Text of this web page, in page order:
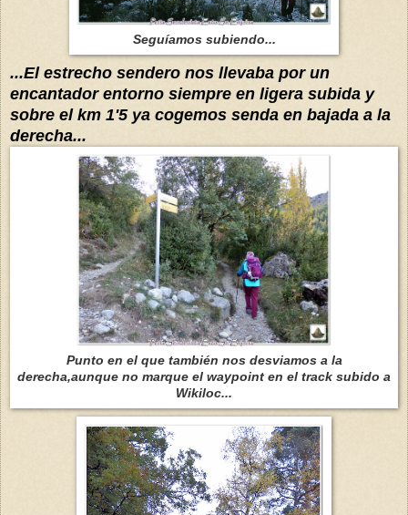
Seguíamos subiendo...
...El estrecho sendero nos llevaba por un
encantador entorno siempre en ligera subida y
sobre el km 1'5 ya cogemos senda en bajada a la
derecha...
Punto en el que también nos desviamos a la
derecha,aunque no marque el waypoint en el track subido a
Wikiloc...